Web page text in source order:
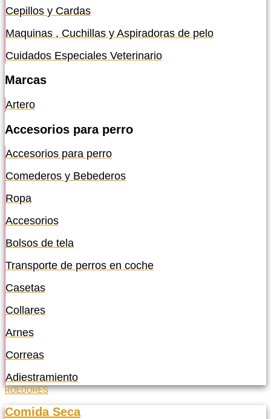
Cepillos y Cardas
Maquinas , Cuchillas y Aspiradoras de pelo
Cuidados Especiales Veterinario
Marcas
Artero
Accesorios para perro
Accesorios para perro
Comederos y Bebederos
Ropa
Accesorios
Bolsos de tela
Transporte de perros en coche
Casetas
Collares
Arnes
Correas
Adiestramiento
ROEDORES
Comida Seca